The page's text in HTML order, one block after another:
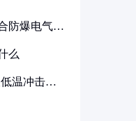
防爆电气设
么
温冲击要